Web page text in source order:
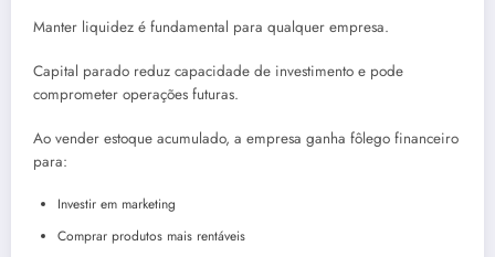
Manter liquidez é fundamental para qualquer empresa.
Capital parado reduz capacidade de investimento e pode
comprometer operações futuras.
Ao vender estoque acumulado, a empresa ganha fôlego financeiro
para:
Investir em marketing
Comprar produtos mais rentáveis